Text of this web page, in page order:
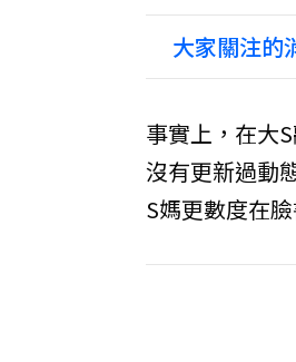
大家關注的
事實上，在大
沒有更新過動
S媽更數度在